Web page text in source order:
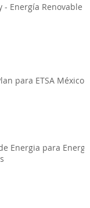
- Energía Renovable
para ETSA México
Energia para Energy